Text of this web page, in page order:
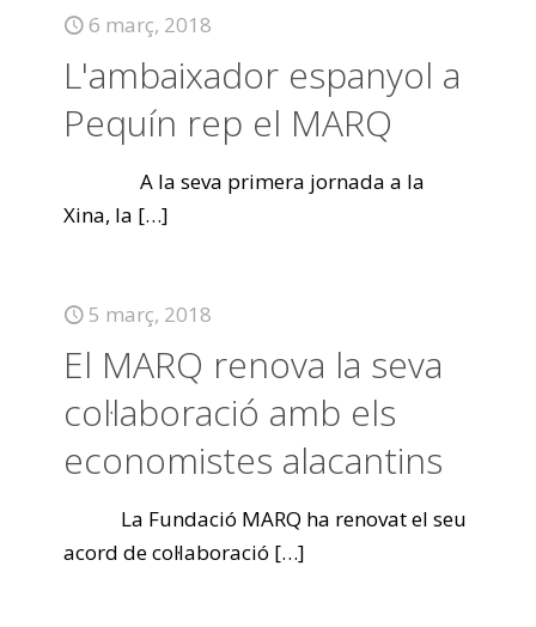
6 març, 2018
L'ambaixador espanyol a
Pequín rep el MARQ
A la seva primera jornada a la
Xina, la […]
5 març, 2018
El MARQ renova la seva
col·laboració amb els
economistes alacantins
La Fundació MARQ ha renovat el seu
acord de col·laboració […]